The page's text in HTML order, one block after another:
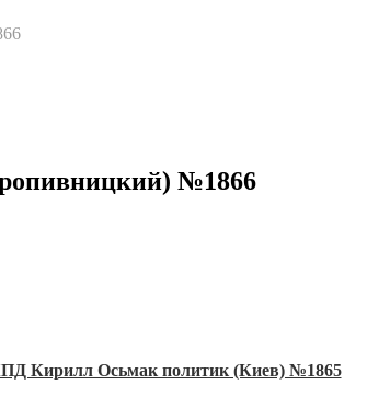
№1866
Кирилл Осьмак политик (Киев) №1865